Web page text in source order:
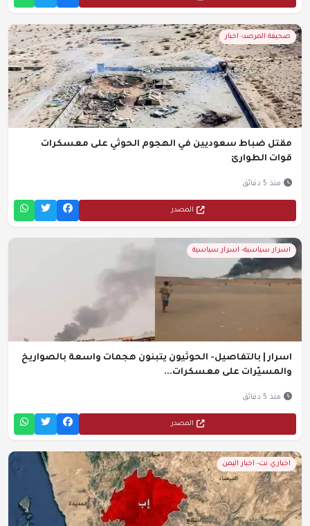
صحيفة المرصد- اخبار
مقتل ضباط سعوديين في الهجوم الحوثي على معسكرات
قوات الطوارئ
منذ 5 دقائق
المصدر
اسرار سياسية- اسرار سياسية
اسرار | بالتفاصيل- الحوثيون يتبنون هجمات واسعة بالصواريخ
والمسيّرات على معسكرات...
منذ 5 دقائق
المصدر
اخباري نت- اخبار اليمن